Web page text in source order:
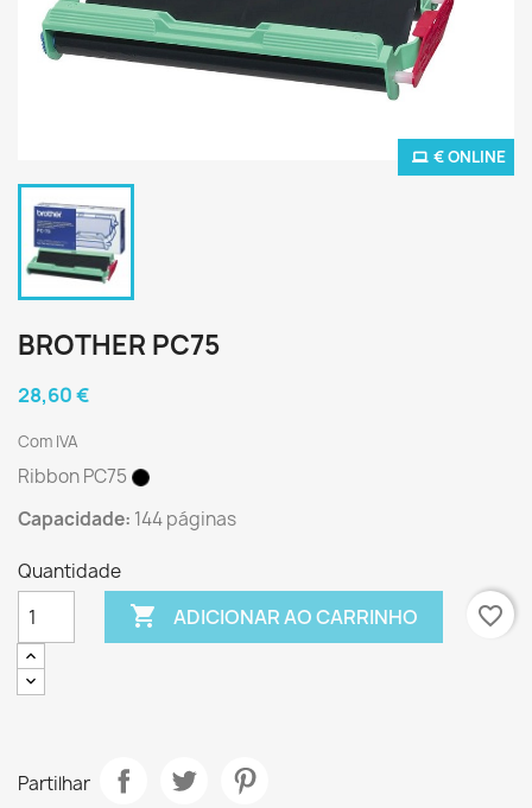
€ ONLINE
BROTHER PC75
28,60 €
Com IVA
Ribbon PC75
Capacidade: 144 páginas
Quantidade
 ADICIONAR AO CARRINHO favorite_border
Partilhar